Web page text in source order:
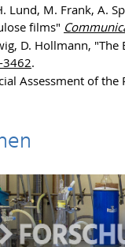
Lund, M. Frank, A.
films"
D. Hollmann,
3462.
Assessment of